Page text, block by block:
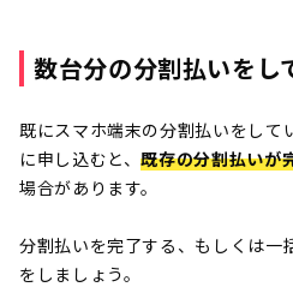
数台分の分割払いをし
既にスマホ端末の分割払いをして
に申し込むと、既存の分割払いが
場合があります。
分割払いを完了する、もしくは一
をしましょう。